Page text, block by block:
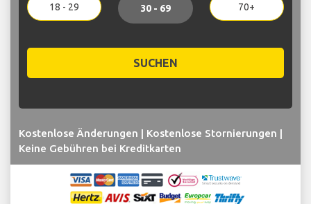
18 - 29 30 - 69 70+
SUCHEN
Kostenlose Änderungen | Kostenlose Stornierungen |
Keine Gebühren bei Kreditkarten